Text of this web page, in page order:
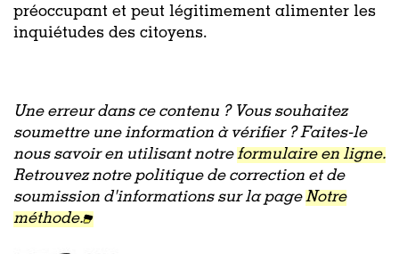
préoccupant et peut légitimement alimenter les
inquiétudes des citoyens.
Une erreur dans ce contenu ? Vous souhaitez
soumettre une information à vérifier ? Faites-le
nous savoir en utilisant notreformulaire en ligne.
Retrouvez notre politique de correction et de
soumission d'informations sur la pageNotre
méthode.